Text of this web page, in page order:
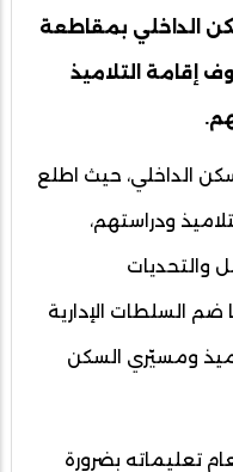
الداخلي بمقاطعة
إقامة التلاميذ
الداخلي، حيث اطلع
ودراستهم،
والتحديات
السلطات الإدارية
ومسيّري السكن
تعليماته بضرورة